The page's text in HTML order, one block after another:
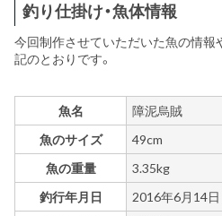
釣り仕掛け・魚体情報
今回制作させていただいた魚の情報
記のとおりです。
魚名
障泥烏賊
魚のサイズ
49cm
魚の重量
3.35kg
釣行年月日
2016年6月14日